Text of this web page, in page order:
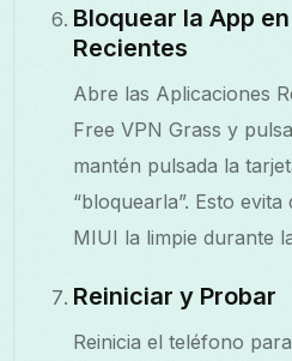
Bloquear la App
Recientes
Abre las Aplicaciones
Free VPN Grass y
mantén pulsada la
“bloquearla”. Esto
MIUI la limpie durante
Reiniciar y Probar
Reinicia el teléfono